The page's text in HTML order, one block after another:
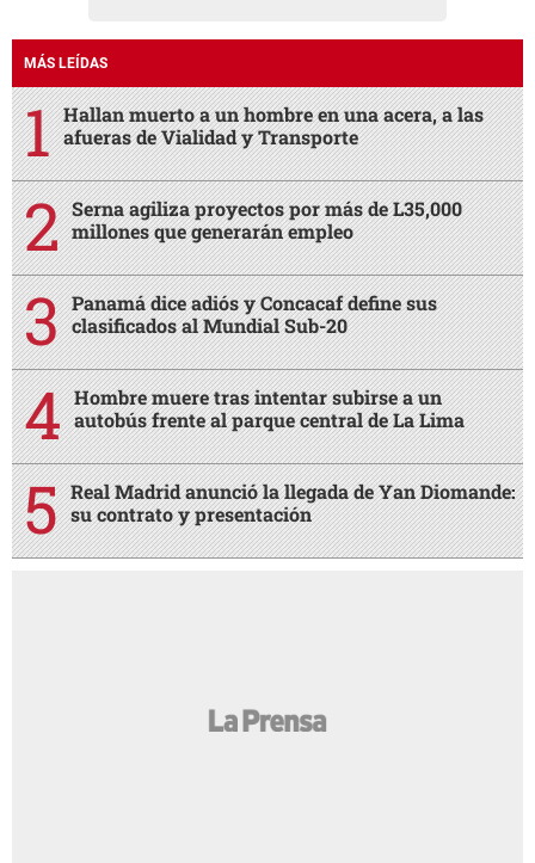
MÁS LEÍDAS
Hallan muerto a un hombre en una acera, a las
afueras de Vialidad y Transporte
Serna agiliza proyectos por más de L35,000
millones que generarán empleo
Panamá dice adiós y Concacaf define sus
clasificados al Mundial Sub-20
Hombre muere tras intentar subirse a un
autobús frente al parque central de La Lima
Real Madrid anunció la llegada de Yan Diomande:
su contrato y presentación